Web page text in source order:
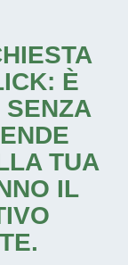
È
SENZA
TUA
IL